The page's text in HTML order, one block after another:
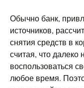
Обычно банк,
источников,
снятия средств в
считая, что далеко
воспользоваться
любое время.